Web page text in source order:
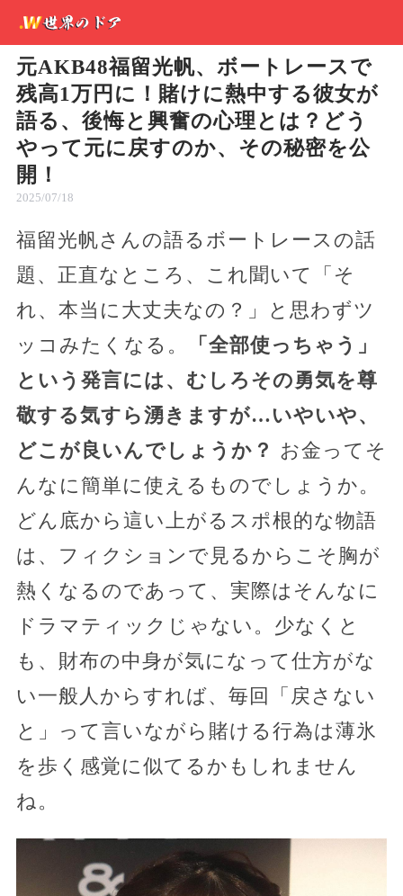
元AKB48福留光帆、ボートレースで
残高1万円に！賭けに熱中する彼女が
語る、後悔と興奮の心理とは？どう
やって元に戻すのか、その秘密を公
開！
2025/07/18
福留光帆さんの語るボートレースの話
題、正直なところ、これ聞いて「そ
れ、本当に大丈夫なの？」と思わずツ
ッコみたくなる。
「全部使っちゃう」
という発言には、むしろその勇気を尊
敬する気すら湧きますが…いやいや、
どこが良いんでしょうか？ お金ってそ
んなに簡単に使えるものでしょうか。
どん底から這い上がるスポ根的な物語
は、フィクションで見るからこそ胸が
熱くなるのであって、実際はそんなに
ドラマティックじゃない。少なくと
も、財布の中身が気になって仕方がな
い一般人からすれば、毎回「戻さない
と」って言いながら賭ける行為は薄氷
を歩く感覚に似てるかもしれません
ね。